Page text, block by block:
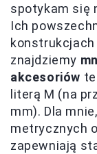
spotykam się
Ich
znajdziemy
akcesoriów
literą M (na
mm). Dla
metrycznych
zapewniają